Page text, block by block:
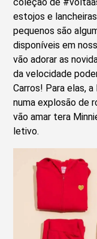
estojos e
pequenos são
disponíveis em
vão adorar as
da velocidade
Carros! Para elas,
numa explosão de
vão amar tera
letivo.